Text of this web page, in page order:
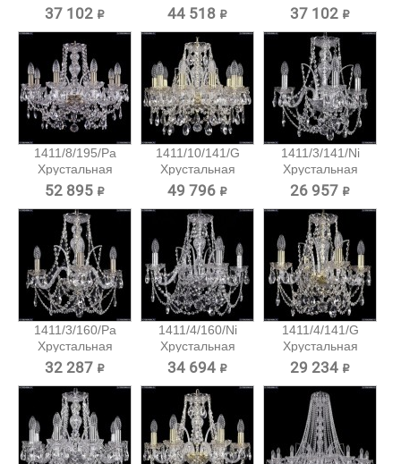
подвесная...
37 102 ₽
подвесная...
44 518 ₽
подвесная...
37 102 ₽
1411/8/195/Pa
Хрустальная
подвесная...
52 895 ₽
1411/10/141/G
Хрустальная
подвесная...
49 796 ₽
1411/3/141/Ni
Хрустальная
подвесная...
26 957 ₽
1411/3/160/Pa
Хрустальная
подвесная...
32 287 ₽
1411/4/160/Ni
Хрустальная
подвесная...
34 694 ₽
1411/4/141/G
Хрустальная
подвесная...
29 234 ₽